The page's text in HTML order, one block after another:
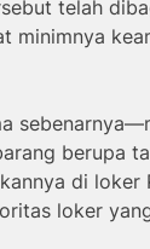
telah
minimnya
berupa
di loker
loker